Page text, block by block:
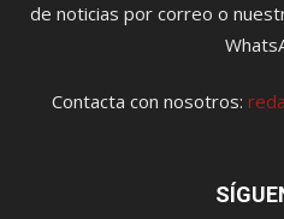
de noticias por correo o
Contacta con nosotros: